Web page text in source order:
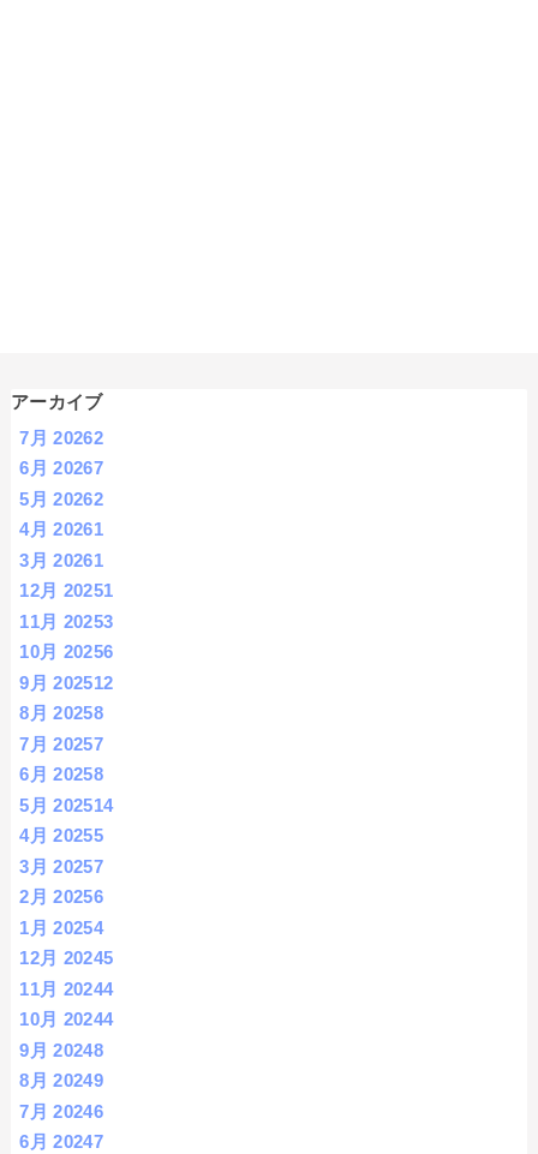
アーカイブ
7月 20262
6月 20267
5月 20262
4月 20261
3月 20261
12月 20251
11月 20253
10月 20256
9月 202512
8月 20258
7月 20257
6月 20258
5月 202514
4月 20255
3月 20257
2月 20256
1月 20254
12月 20245
11月 20244
10月 20244
9月 20248
8月 20249
7月 20246
6月 20247